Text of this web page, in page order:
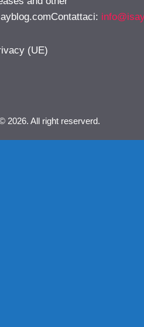
:
(UE)
2026. All right reserverd.